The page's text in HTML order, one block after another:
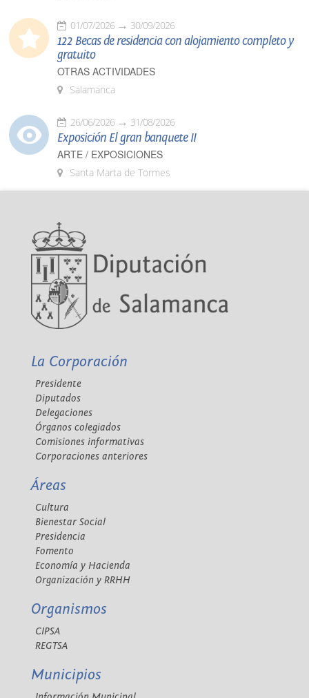
01/07/2026 30/09/2026
122 Becas de residencia con alojamiento completo y
gratuito
OTRAS ACTIVIDADES
Salamanca
26/06/2026 31/08/2026
Exposición El gran banquete II
ARTE / EXPOSICIONES
Santa Marta de Tormes
La Corporación
Presidente
Diputados
Delegaciones
Órganos colegiados
Comisiones informativas
Corporaciones anteriores
Áreas
Cultura
Bienestar Social
Presidencia
Fomento
Economía y Hacienda
Organización y RRHH
Organismos
CIPSA
REGTSA
Municipios